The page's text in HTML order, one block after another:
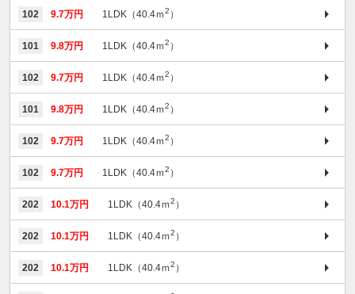
102 9.7万円 1LDK（40.4ｍ2 ）
101 9.8万円 1LDK（40.4ｍ2 ）
102 9.7万円 1LDK（40.4ｍ2 ）
101 9.8万円 1LDK（40.4ｍ2 ）
102 9.7万円 1LDK（40.4ｍ2 ）
102 9.7万円 1LDK（40.4ｍ2 ）
202 10.1万円 1LDK（40.4ｍ2 ）
202 10.1万円 1LDK（40.4ｍ2 ）
202 10.1万円 1LDK（40.4ｍ2 ）